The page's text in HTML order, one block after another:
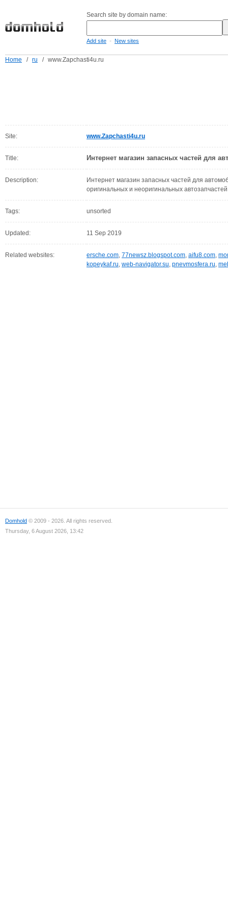
Search site by domain name:
Add site - New sites
Home / ru / www.Zapchasti4u.ru
Site: www.Zapchasti4u.ru
Title: Интернет магазин запасных частей для
Description:
Интернет магазин запасных частей для
оригинальных и неоригинальных
Tags: unsorted
Updated: 11 Sep 2019
Related websites: ersche.com, 77newsz.blogspot.com, aifu8.com,
kopeykaf.ru, web-navigator.su, pnevmosfera.ru,
Domhold © 2009 - 2026. All rights reserved.
Thursday, 6 August 2026, 13:42